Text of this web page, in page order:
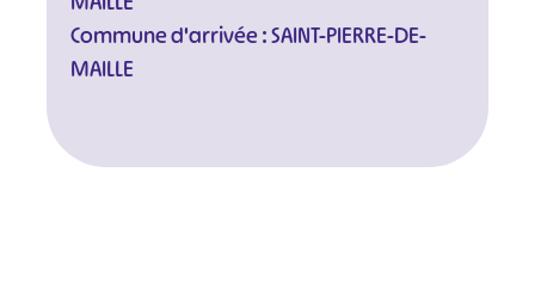
Commune d'arrivée : SAINT-PIERRE-DE-
MAILLE